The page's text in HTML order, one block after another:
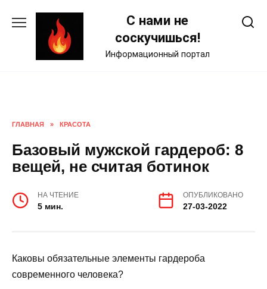
С нами не
соскучишься!
Информационный портал
ГЛАВНАЯ » КРАСОТА
Базовый мужской гардероб: 8
вещей, не считая ботинок
НА ЧТЕНИЕ
5 мин.
ОПУБЛИКОВАНО
27-03-2022
Каковы обязательные элементы гардероба
современного человека?